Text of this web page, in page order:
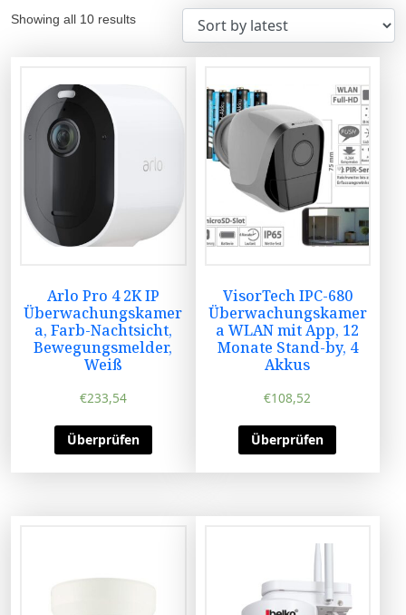
Showing all 10 results
Arlo Pro 4 2K IP
Überwachungskamer
a, Farb-Nachtsicht,
Bewegungsmelder,
Weiß
€233,54
Überprüfen
VisorTech IPC-680
Überwachungskamer
a WLAN mit App, 12
Monate Stand-by, 4
Akkus
€108,52
Überprüfen